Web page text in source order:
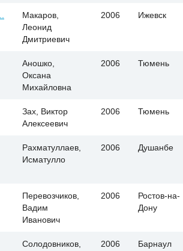
Макаров,
Леонид
Дмитриевич
2006 Ижевск
Аношко,
Оксана
Михайловна
2006 Тюмень
Зах, Виктор
Алексеевич
2006 Тюмень
Рахматуллаев,
Исматулло
2006 Душанбе
Перевозчиков,
Вадим
Иванович
2006
Ростов-на-
Дону
Солодовников,
2006 Барнаул